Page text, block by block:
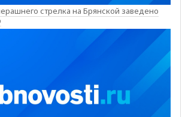
стрелка на Брянской заведено